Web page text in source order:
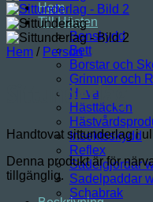
Hem
Till Hästen
Benskydd
Bett
Borstar och
Grimmor och
Huva
Hästtäcken
Insektsskydd
Reflex
Sadelgjordar
Sadelpaddar
Schabrak
Hem / Person
Sittunderlag
Handtovat sittunderlag i
Denna produkt är för
tillgänglig.